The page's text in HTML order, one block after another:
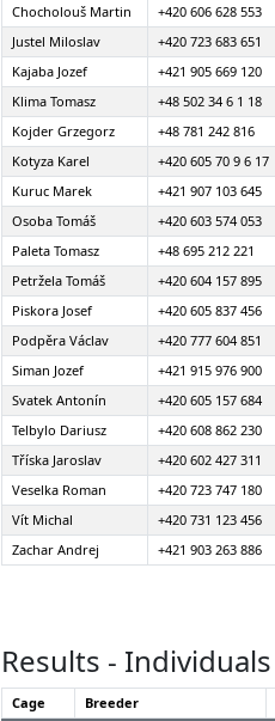
Chocholouš Martin
+420 606 628 553
Justel Miloslav
+420 723 683 651
Kajaba Jozef
+421 905 669 120
Klima Tomasz
+48 502 34 6 1 18
Kojder Grzegorz
+48 781 242 816
Kotyza Karel
+420 605 70 9 6 17
Kuruc Marek
+421 907 103 645
Osoba Tomáš
+420 603 574 053
Paleta Tomasz
+48 695 212 221
Petržela Tomáš
+420 604 157 895
Piskora Josef
+420 605 837 456
Podpěra Václav
+420 777 604 851
Siman Jozef
+421 915 976 900
Svatek Antonín
+420 605 157 684
Telbylo Dariusz
+420 608 862 230
Tříska Jaroslav
+420 602 427 311
Veselka Roman
+420 723 747 180
Vít Michal
+420 731 123 456
Zachar Andrej
+421 903 263 886
Results - Individuals
Cage Breeder